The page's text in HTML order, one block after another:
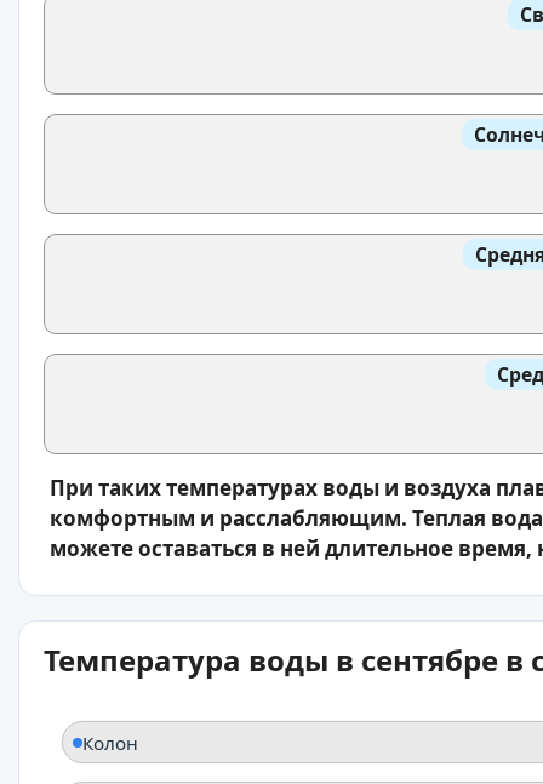
При таких температурах воды и воздуха
комфортным и расслабляющим. Теплая вода
можете оставаться в ней длительное время,
Температура воды в сентябре в
Колон